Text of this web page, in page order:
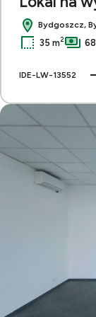
Bydgoszcz,
35 m2
IDE-LW-13552